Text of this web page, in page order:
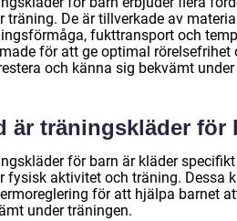
träning. De är tillverkade av
fukttransport och
för att ge optimal rörelsefrihet
och känna sig bekvämt
är träningskläder för
för barn är kläder
fysisk aktivitet och träning. Dessa
för att hjälpa barnet
under träningen.